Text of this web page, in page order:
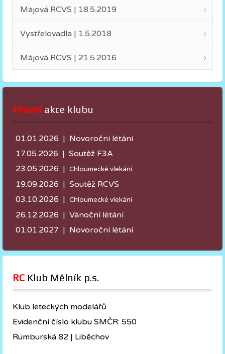
Májová RCVS | 18.5.2019
Vystřelovadla | 1.5.2018
Májová RCVS | 21.5.2016
Hlavní akce klubu
01.01.2026 | Novoroční létání
17.05.2026 | Soutěž F3A
23.05.2026 | Chloumecké vlekání
19.09.2026 | Soutěž RCVS
03.10.2026 | Chloumecké vlekání
26.12.2026 | Vánoční létání
01.01.2027 | Novoroční létání
RC Klub Mělník p.s.
Klub leteckých modelářů
Evidenční číslo klubu SMČR: 550
Rumburská 82 | Liběchov